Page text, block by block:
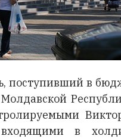
поступивший в
в